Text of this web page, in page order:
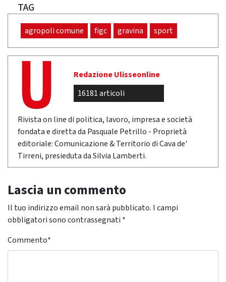
TAG
agropoli comune figc gravina sport
Redazione Ulisseonline
16181 articoli
Rivista on line di politica, lavoro, impresa e società
fondata e diretta da Pasquale Petrillo - Proprietà
editoriale: Comunicazione & Territorio di Cava de'
Tirreni, presieduta da Silvia Lamberti.
Lascia un commento
Il tuo indirizzo email non sarà pubblicato. I campi
obbligatori sono contrassegnati *
Commento*